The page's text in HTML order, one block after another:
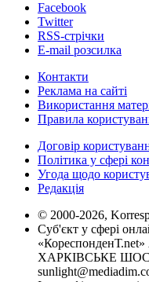
Facebook
Twitter
RSS-стрічки
E-mail розсилка
Контакти
Реклама на сайті
Використання
Правила
Договір
Політика у сфері
Угода щодо
Редакція
© 2000-2026,
Суб'єкт у сфері
«КореспонденТ.net»
ХАРКІВСЬКЕ ШОСЕ,